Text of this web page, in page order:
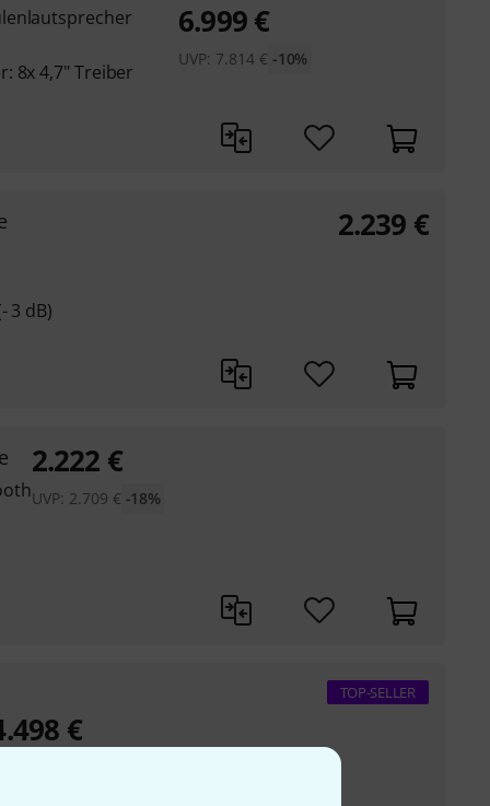
8x 4,7" Treiber
6.999€
UVP: 7.814 € -10%
3 dB)
2.239 €
2.222 €
UVP: 2.709 € -18%
TOP-SELLER
€